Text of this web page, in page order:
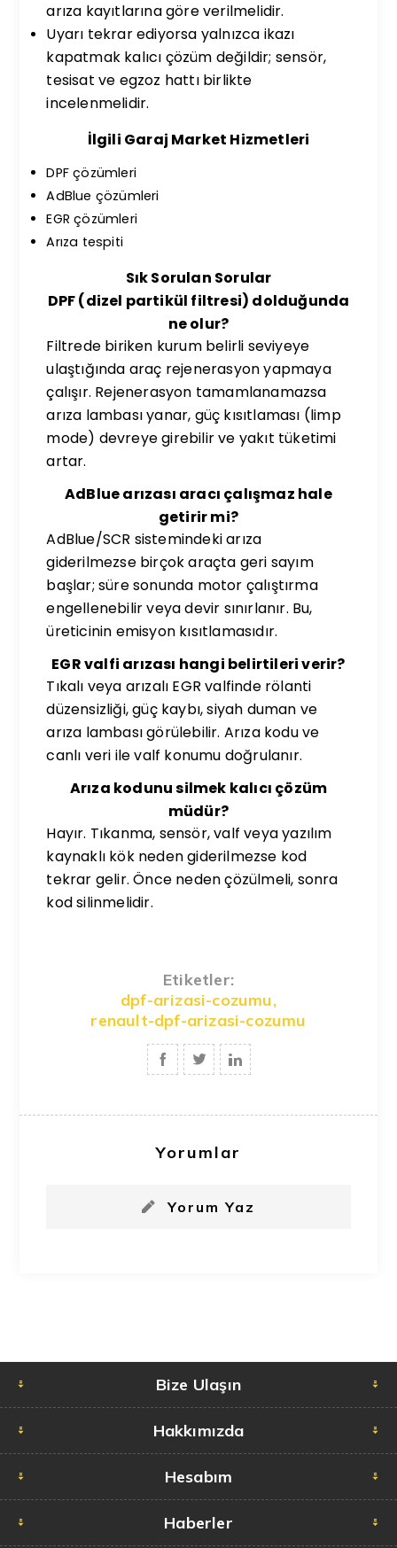
arıza kayıtlarına göre verilmelidir.
Uyarı tekrar ediyorsa yalnızca ikazı
kapatmak kalıcı çözüm değildir; sensör,
tesisat ve egzoz hattı birlikte
incelenmelidir.
İlgili Garaj Market Hizmetleri
DPF çözümleri
AdBlue çözümleri
EGR çözümleri
Arıza tespiti
Sık Sorulan Sorular
DPF (dizel partikül filtresi) dolduğunda
ne olur?
Filtrede biriken kurum belirli seviyeye
ulaştığında araç rejenerasyon yapmaya
çalışır. Rejenerasyon tamamlanamazsa
arıza lambası yanar, güç kısıtlaması (limp
mode) devreye girebilir ve yakıt tüketimi
artar.
AdBlue arızası aracı çalışmaz hale
getirir mi?
AdBlue/SCR sistemindeki arıza
giderilmezse birçok araçta geri sayım
başlar; süre sonunda motor çalıştırma
engellenebilir veya devir sınırlanır. Bu,
üreticinin emisyon kısıtlamasıdır.
EGR valfi arızası hangi belirtileri verir?
Tıkalı veya arızalı EGR valfinde rölanti
düzensizliği, güç kaybı, siyah duman ve
arıza lambası görülebilir. Arıza kodu ve
canlı veri ile valf konumu doğrulanır.
Arıza kodunu silmek kalıcı çözüm
müdür?
Hayır. Tıkanma, sensör, valf veya yazılım
kaynaklı kök neden giderilmezse kod
tekrar gelir. Önce neden çözülmeli, sonra
kod silinmelidir.
Etiketler:
dpf-arizasi-cozumu,
renault-dpf-arizasi-cozumu
Yorumlar
Yorum Yaz
Bize Ulaşın
Hakkımızda
Hesabım
Haberler